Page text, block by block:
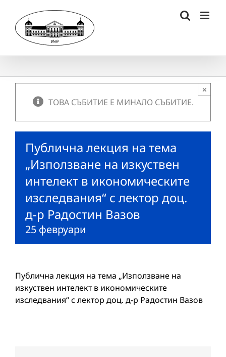
content
ТОВА СЪБИТИЕ Е МИНАЛО СЪБИТИЕ.
×
Публична лекция на тема
„Използване на изкуствен
интелект в икономическите
изследвания“ с лектор доц.
д-р Радостин Вазов
25 февруари
Публична лекция на тема „Използване на
изкуствен интелект в икономическите
изследвания“ с лектор доц. д-р Радостин Вазов